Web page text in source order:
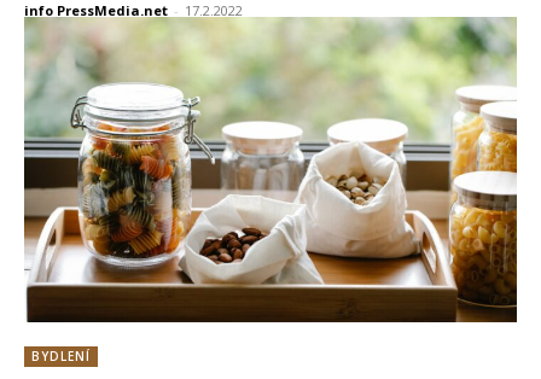
info PressMedia.net - 17.2.2022
BYDLENÍ